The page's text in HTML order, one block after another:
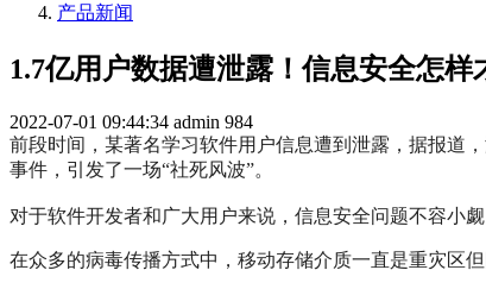
产品新闻
1.7亿用户数据遭泄露！信息安全怎样
2022-07-01 09:44:34 admin 984
前段时间，某著名学习软件用户信息遭到泄露，据报道
事件，引发了一场“社死风波”。
对于软件开发者和广大用户来说，信息安全问题不容小觑
在众多的病毒传播方式中，移动存储介质一直是重灾区